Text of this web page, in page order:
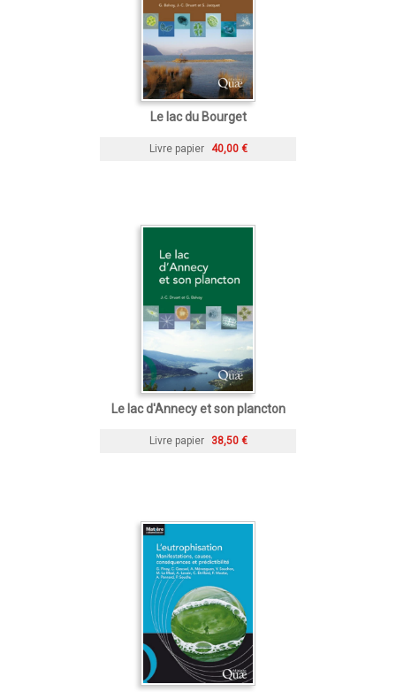
Le lac du Bourget
Livre papier 40,00 €
Le lac d'Annecy et son plancton
Livre papier 38,50 €